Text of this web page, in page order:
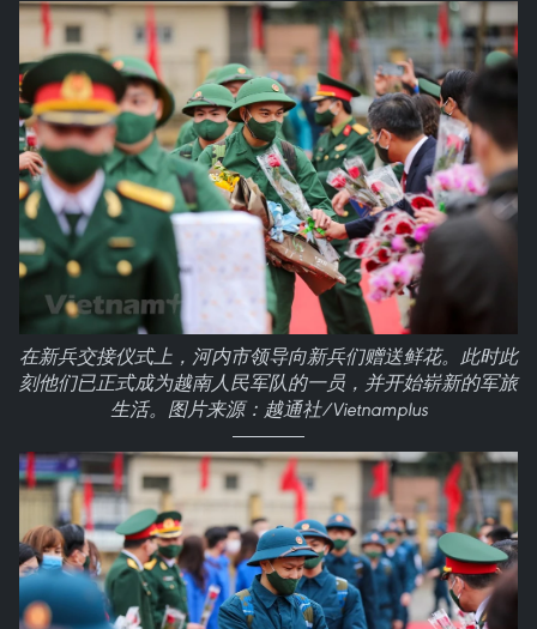
在新兵交接仪式上，河内市领导向新兵们赠送鲜花。此时此
刻他们已正式成为越南人民军队的一员，并开始崭新的军旅
生活。图片来源：越通社/Vietnamplus